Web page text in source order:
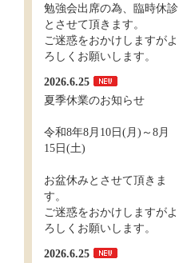
勉強会出席の為、臨時休診
とさせて頂きます。
ご迷惑をおかけしますがよ
ろしくお願いします。
2026.6.25
夏季休業のお知らせ
令和8年8月10日(月)～8月
15日(土)
お盆休みとさせて頂きま
す。
ご迷惑をおかけしますがよ
ろしくお願いします。
2026.6.25